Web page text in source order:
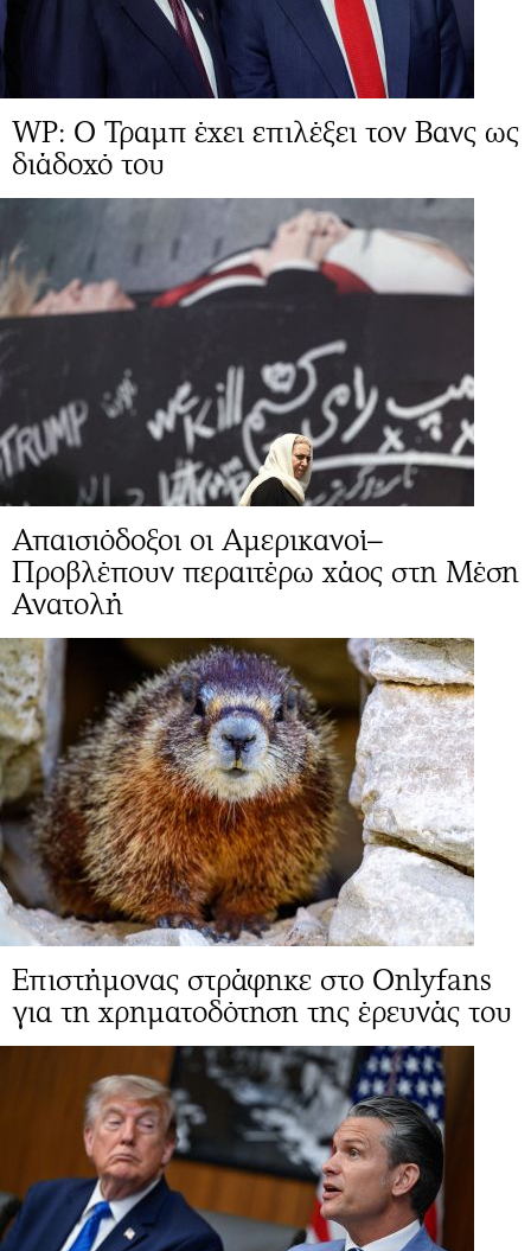
WP: Ο Τραμπ έχει επιλέξει τον Βανς ως
διάδοχό του
Απαισιόδοξοι οι Αμερικανοί–
Προβλέπουν περαιτέρω χάος στη Μέση
Ανατολή
Επιστήμονας στράφηκε στο Onlyfans
για τη χρηματοδότηση της έρευνάς του